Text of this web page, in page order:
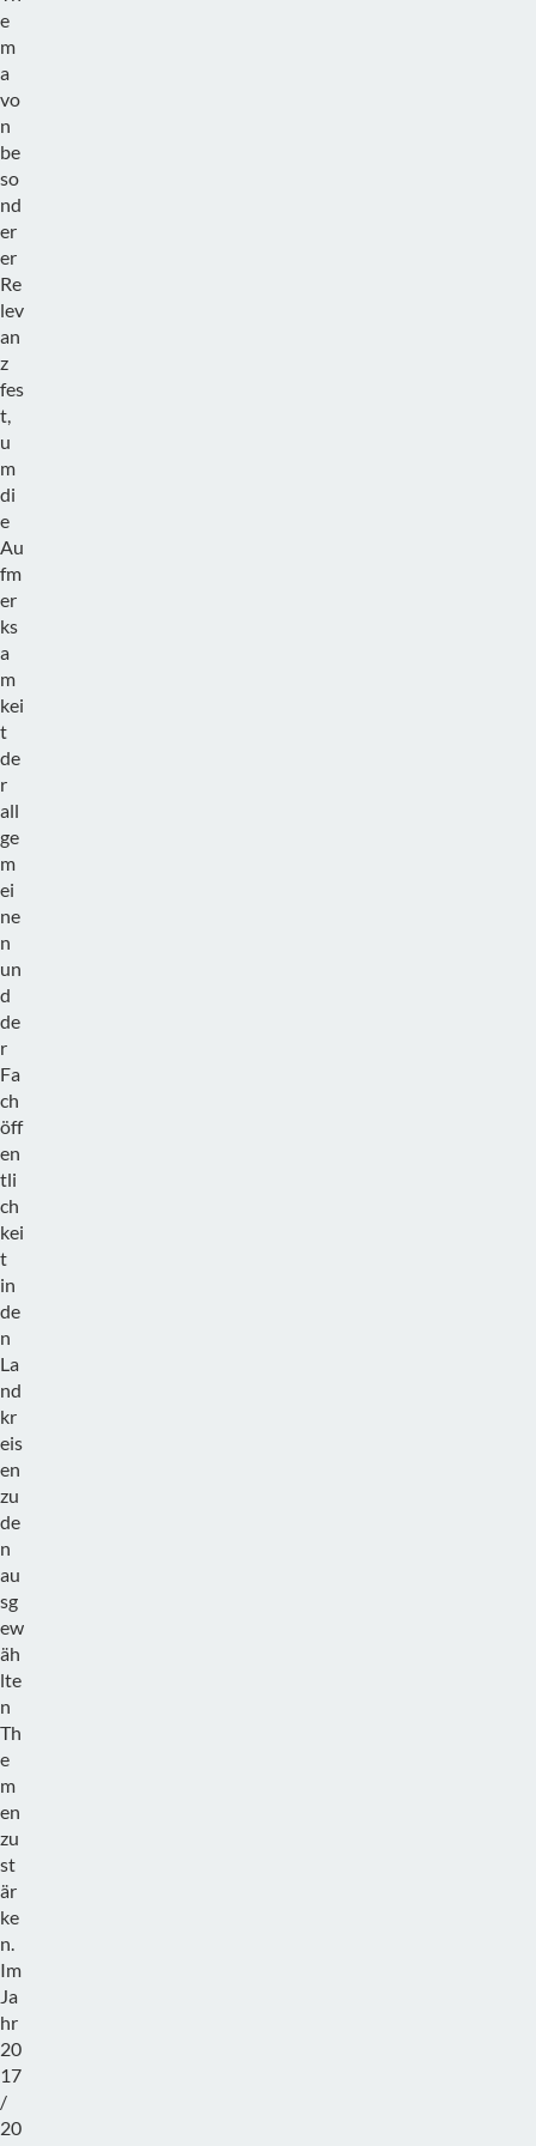
e
m
a
vo
n
be
so
nd
er
er
Re
lev
an
z
fes
t,
u
m
di
e
Au
fm
er
ks
a
m
kei
t
de
r
all
ge
m
ei
ne
n
un
d
de
r
Fa
ch
öff
en
tli
ch
kei
t
in
de
n
La
nd
kr
eis
en
zu
de
n
au
sg
ew
äh
lte
n
Th
e
m
en
zu
st
är
ke
n.
Im
Ja
hr
20
17
/
20